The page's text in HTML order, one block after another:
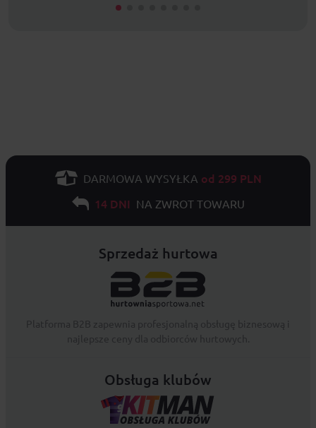
DARMOWA WYSYŁKA od 299 PLN
14 DNI NA ZWROT TOWARU
Sprzedaż hurtowa
Obsługa klubów